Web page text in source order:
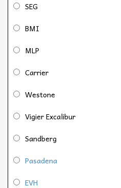
SEG
BMI
MLP
Carrier
Westone
Vigier Excalibur
Sandberg
Pasadena
EVH